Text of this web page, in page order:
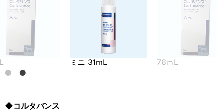
ミニ 31mL 76ｍL
◆コルタバンス